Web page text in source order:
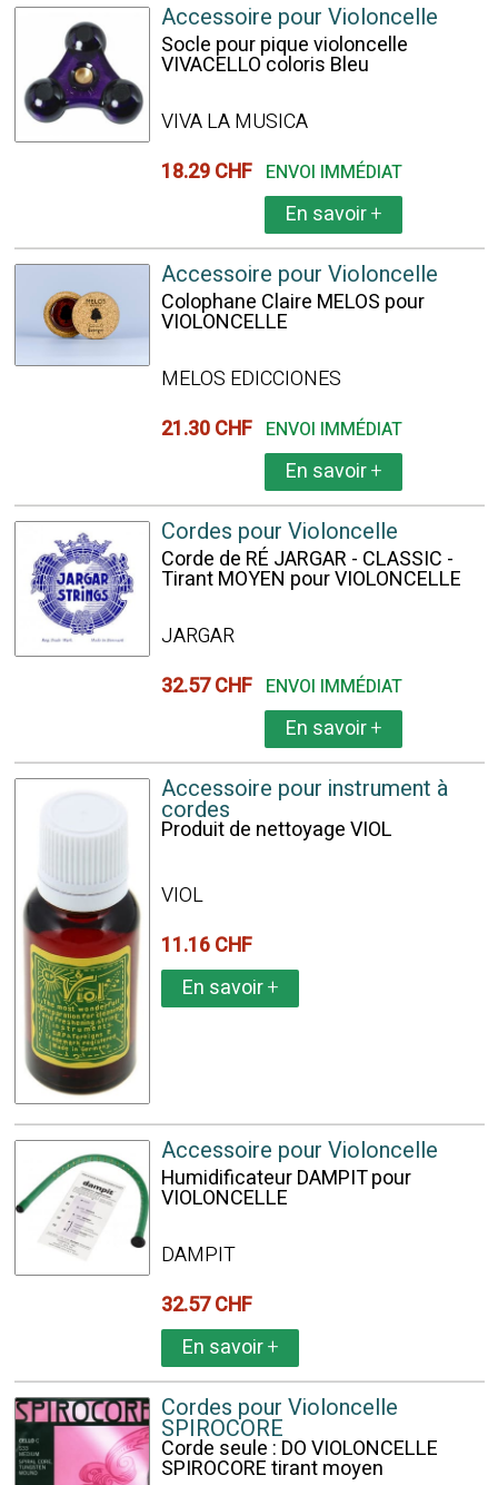
Accessoire pour Violoncelle
Socle pour pique violoncelle
VIVACELLO coloris Bleu
VIVA LA MUSICA
18.29 CHF ENVOI IMMÉDIAT
En savoir+
Accessoire pour Violoncelle
Colophane Claire MELOS pour
VIOLONCELLE
MELOS EDICCIONES
21.30 CHF ENVOI IMMÉDIAT
En savoir+
Cordes pour Violoncelle
Corde de RÉ JARGAR - CLASSIC -
Tirant MOYEN pour VIOLONCELLE
JARGAR
32.57 CHF ENVOI IMMÉDIAT
En savoir+
Accessoire pour instrument à
cordes
Produit de nettoyage VIOL
VIOL
11.16 CHF
En savoir+
Accessoire pour Violoncelle
Humidificateur DAMPIT pour
VIOLONCELLE
DAMPIT
32.57 CHF
En savoir+
Cordes pour Violoncelle
SPIROCORE
Corde seule : DO VIOLONCELLE
SPIROCORE tirant moyen